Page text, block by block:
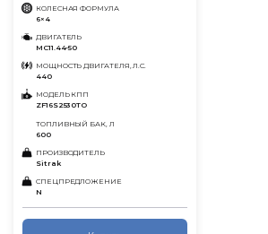
КОЛЕСНАЯ ФОРМУЛА
6×4
ДВИГАТЕЛЬ
MC11.44-50
МОЩНОСТЬ ДВИГАТЕЛЯ, Л.С.
440
МОДЕЛЬ КПП
ZF16S2530TO
ТОПЛИВНЫЙ БАК, Л
600
ПРОИЗВОДИТЕЛЬ
Sitrak
СПЕЦПРЕДЛОЖЕНИЕ
N